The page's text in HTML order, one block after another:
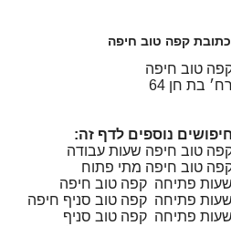
כתובת קפה טוב חיפה
טוב חיפה
בת חן 64
נוספים לדף זה:
טוב חיפה שעות עבודה
טוב חיפה מתי פתוח
פתיחה קפה טוב חיפה
פתיחה קפה טוב סניף חיפה
פתיחה קפה טוב סניף